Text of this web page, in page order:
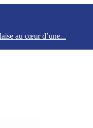
au cœur d’une...